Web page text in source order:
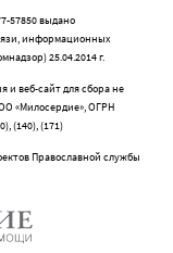
57850 выдано
информационных
25.04.2014 г.
и веб-сайт для сбора не
«Милосердие», ОГРН
(140), (171)
Православной службы